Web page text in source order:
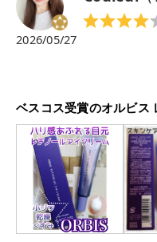
2026/05/27
ベスコス受賞のオルビス